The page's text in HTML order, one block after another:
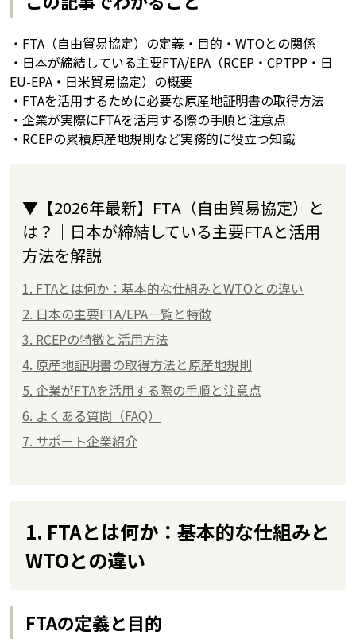
・FTA（自由貿易協定）の定義・目的・WTOとの関係
・日本が締結している主要FTA/EPA（RCEP・CPTPP・日
EU-EPA・日米貿易協定）の概要
・FTAを活用するために必要な原産地証明書の取得方法
・企業が実際にFTAを活用する際の手順と注意点
・RCEPの累積原産地規則など実務的に役立つ知識
▼【2026年最新】FTA（自由貿易協定）と
は？｜日本が締結している主要FTAと活用
方法を解説
1. FTAとは何か：基本的な仕組みとWTOとの違い
2. 日本の主要FTA/EPA一覧と特徴
3. RCEPの特徴と活用方法
4. 原産地証明書の取得方法と原産地規則
5. 企業がFTAを活用する際の手順と注意点
6. よくある質問（FAQ）
7. サポート企業紹介
1. FTAとは何か：基本的な仕組みと
WTOとの違い
FTAの定義と目的